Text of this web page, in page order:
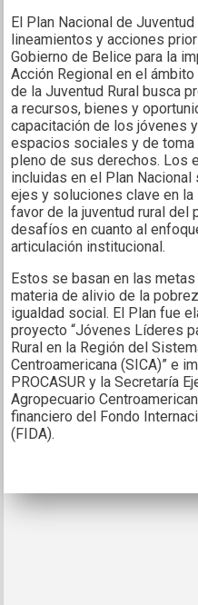
El Plan Nacional de
lineamientos y acciones
Gobierno de Belice para la
Acción Regional en el ámbito
de la Juventud Rural busca
a recursos, bienes y
capacitación de los jóvenes
espacios sociales y de
pleno de sus derechos. Los
incluidas en el Plan
ejes y soluciones clave en
favor de la juventud rural del
desafíos en cuanto al
articulación institucional.
Estos se basan en las
materia de alivio de la
igualdad social. El Plan fue
proyecto “Jóvenes Líderes
Rural en la Región del
Centroamericana (SICA)” e
PROCASUR y la Secretaría
Agropecuario
financiero del Fondo
(FIDA).